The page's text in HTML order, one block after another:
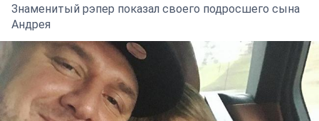
Знаменитый рэпер показал своего подросшего сына
Андрея